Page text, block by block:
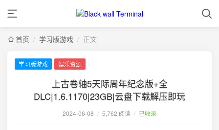
首页 / 学习版游戏 / 正文
学习版游戏 娱乐资源
上古卷轴5天际周年纪念版+全
DLC|1.6.1170|23GB|云盘下载解压即玩
2024-06-08 / 5,762 阅读 / 已收录